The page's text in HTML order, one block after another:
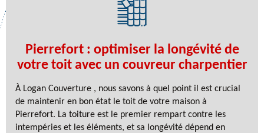
Pierrefort : optimiser la longévité de
votre toit avec un couvreur charpentier
À Logan Couverture , nous savons à quel point il est crucial
de maintenir en bon état le toit de votre maison à
Pierrefort. La toiture est le premier rempart contre les
intempéries et les éléments, et sa longévité dépend en